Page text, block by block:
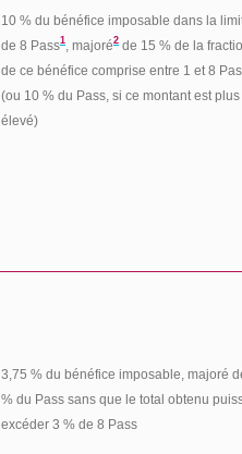
10 % du bénéfice imposable dans la
de 8 Pass1, majoré2 de 15 % de la
de ce bénéfice comprise entre 1 et 8
(ou 10 % du Pass, si ce montant est plus
élevé)
3,75 % du bénéfice imposable, majoré
% du Pass sans que le total obtenu
excéder 3 % de 8 Pass